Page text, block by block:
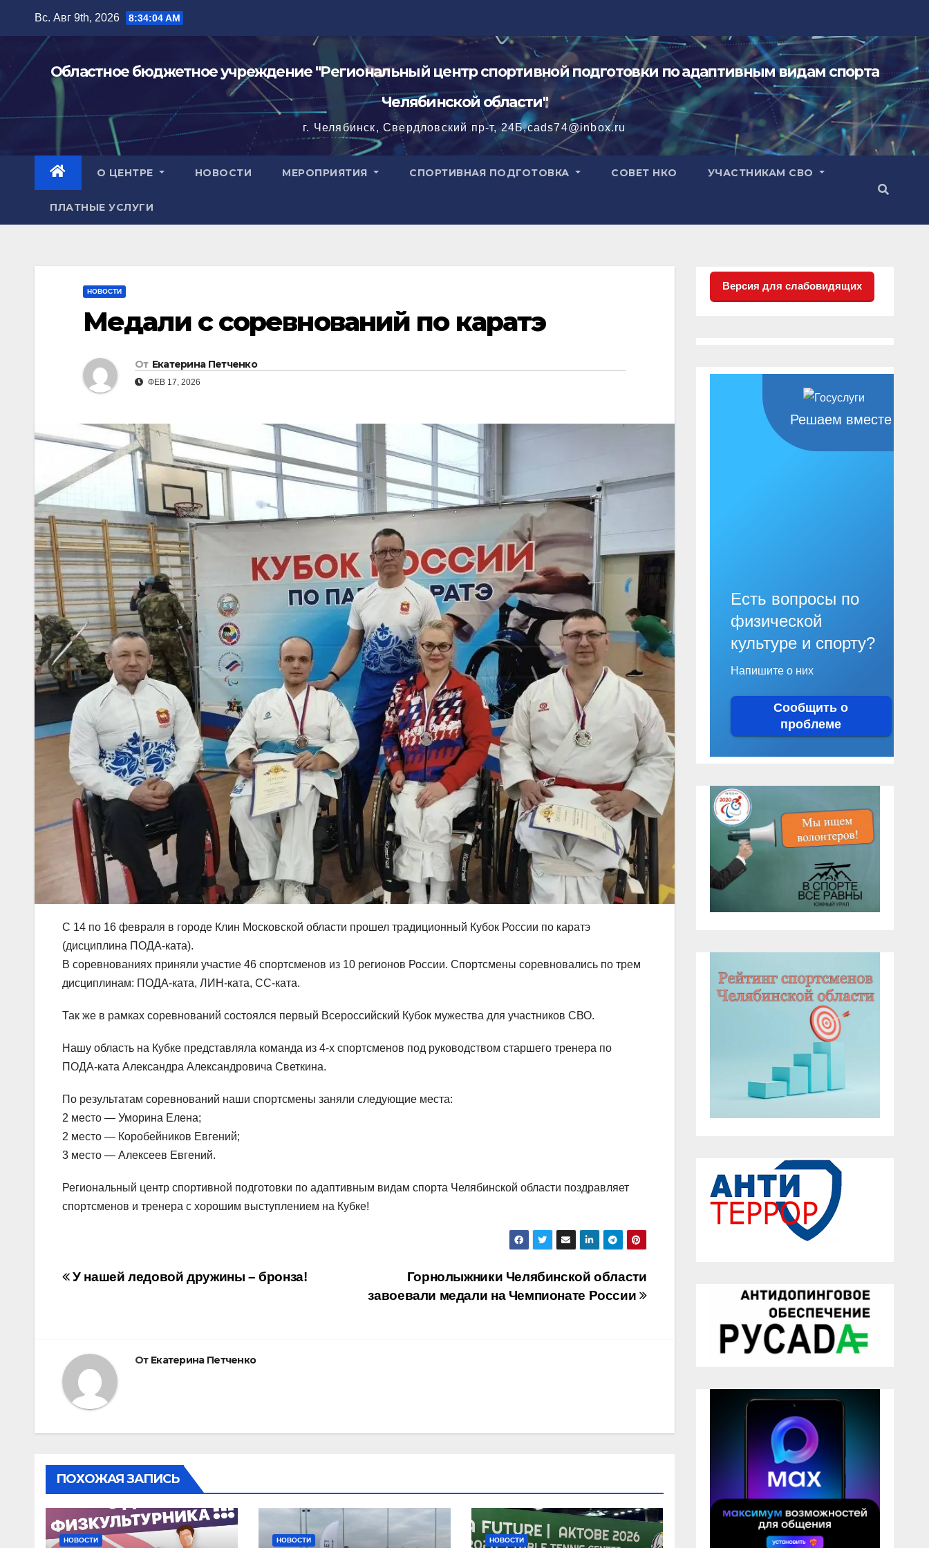
содержимому
Вс. Авг 9th, 2026 8:34:06 AM
Областное бюджетное учреждение "Региональный центр спортивной подготовки по адаптивным видам спорта
Челябинской области"
г. Челябинск, Свердловский пр-т, 24Б,cads74@inbox.ru
О ЦЕНТРЕ НОВОСТИ МЕРОПРИЯТИЯ СПОРТИВНАЯ ПОДГОТОВКА СОВЕТ НКО УЧАСТНИКАМ СВО
ПЛАТНЫЕ УСЛУГИ
НОВОСТИ
Медали с соревнований по каратэ
От Екатерина Петченко
ФЕВ 17, 2026
С 14 по 16 февраля в городе Клин Московской области прошел традиционный Кубок России по каратэ
(дисциплина ПОДА-ката).
В соревнованиях приняли участие 46 спортсменов из 10 регионов России. Спортсмены соревновались по трем
дисциплинам: ПОДА-ката, ЛИН-ката, СС-ката.
Так же в рамках соревнований состоялся первый Всероссийский Кубок мужества для участников СВО.
Нашу область на Кубке представляла команда из 4-х спортсменов под руководством старшего тренера по
ПОДА-ката Александра Александровича Светкина.
По результатам соревнований наши спортсмены заняли следующие места:
2 место — Уморина Елена;
2 место — Коробейников Евгений;
3 место — Алексеев Евгений.
Региональный центр спортивной подготовки по адаптивным видам спорта Челябинской области поздравляет
спортсменов и тренера с хорошим выступлением на Кубке!
Навигация
Горнолыжники Челябинской области
завоевали медали на Чемпионате России
У нашей ледовой дружины – бронза!
От Екатерина Петченко
ПОХОЖАЯ ЗАПИСЬ
НОВОСТИ НОВОСТИ НОВОСТИ
Версия для слабовидящих
Решаем вместе
Есть вопросы по
физической
культуре и спорту?
Напишите о них
Сообщить о
проблеме